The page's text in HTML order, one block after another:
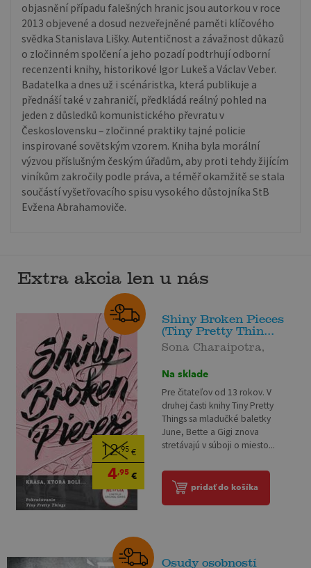
objasnění případu falešných hranic jsou autorkou v roce
2013 objevené a dosud nezveřejněné paměti klíčového
svědka Stanislava Lišky. Autentičnost a závažnost důkazů
o zločinném spolčení a jeho pozadí podtrhují odborní
recenzenti knihy, historikové Igor Lukeš a Václav Veber.
Badatelka a dnes už i scénáristka, která publikuje a
přednáší také v zahraničí, předkládá reálný pohled na
jeden z důsledků komunistického převratu v
Československu – zločinné praktiky tajné policie
inspirované sovětským vzorem. Kniha byla morální
výzvou příslušným českým úřadům, aby proti tehdy žijícím
viníkům zakročily podle práva, a téměř okamžitě se stala
součástí vyšetřovacího spisu vysokého důstojníka StB
Evžena Abrahamoviče.
Extra akcia len u nás
12,95 €
4,95 €
Shiny Broken Pieces
(Tiny Pretty Thin...
Sona Charaipotra,
Na sklade
Pre čitateľov od 13 rokov. V
druhej časti knihy Tiny Pretty
Things sa mladučké baletky
June, Bette a Gigi znova
stretávajú v súboji o miesto...
pridať do košíka
Osudy osobností